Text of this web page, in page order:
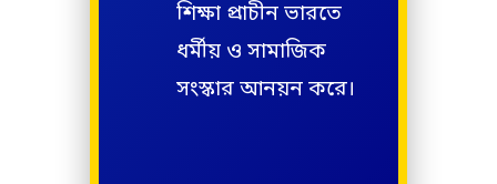
শিক্ষা প্রাচীন ভারতে
ধর্মীয় ও সামাজিক
সংস্কার আনয়ন করে।